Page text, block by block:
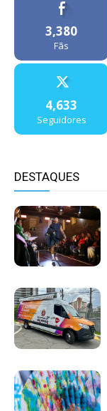
3,380
Fãs
4,633
Seguidores
DESTAQUES